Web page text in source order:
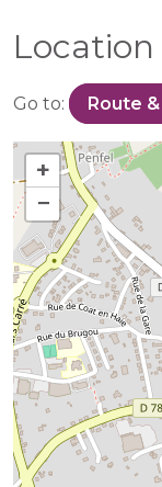
Location
Go to: Route
+
−